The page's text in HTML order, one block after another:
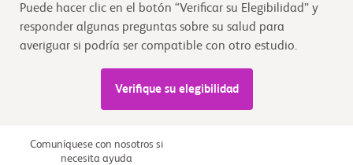
Puede hacer clic en el botón “Verificar su Elegibilidad” y
responder algunas preguntas sobre su salud para
averiguar si podría ser compatible con otro estudio.
Verifique su elegibilidad
Comuníquese con nosotros si
necesita ayuda